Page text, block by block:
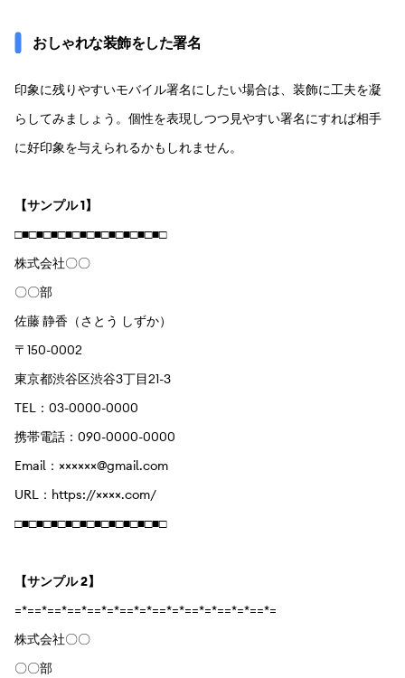
おしゃれな装飾をした署名
印象に残りやすいモバイル署名にしたい場合は、装飾に工夫を凝
らしてみましょう。個性を表現しつつ見やすい署名にすれば相手
に好印象を与えられるかもしれません。
【サンプル 1】
□■□■□■□■□■□■□■□■□■□■□
株式会社〇〇
〇〇部
佐藤 静香（さとう しずか）
〒150-0002
東京都渋谷区渋谷3丁目21-3
TEL：03-0000-0000
携帯電話：090-0000-0000
Email：××××××@gmail.com
URL：https://××××.com/
□■□■□■□■□■□■□■□■□■□■□
【サンプル 2】
=*==*==*==*==*=*==*=*==*=*==*=*==*=*==*=
株式会社〇〇
〇〇部